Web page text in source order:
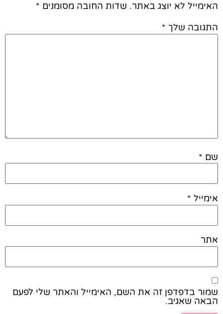
האימייל לא יוצג באתר. שדות החובה מסומנים *
התגובה שלך *
שם *
אימייל *
אתר
שמור בדפדפן זה את השם, האימייל והאתר שלי לפעם
הבאה שאגיב.